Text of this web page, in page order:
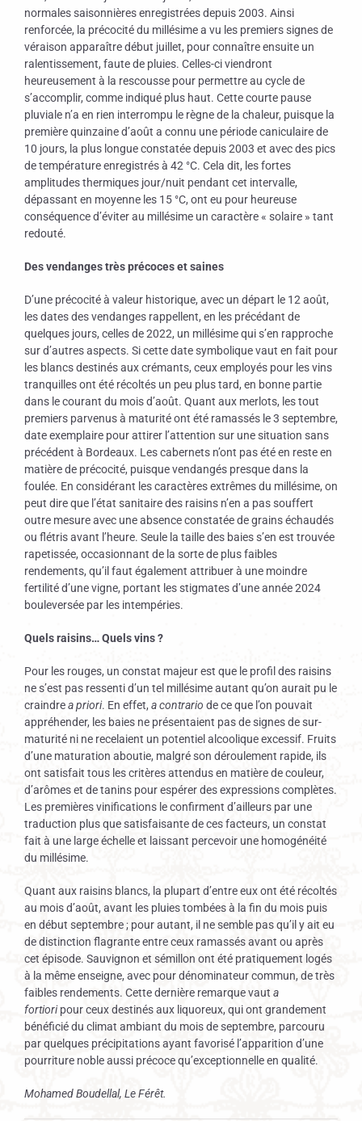
normales saisonnières enregistrées depuis 2003. Ainsi
renforcée, la précocité du millésime a vu les premiers signes de
véraison apparaître début juillet, pour connaître ensuite un
ralentissement, faute de pluies. Celles-ci viendront
heureusement à la rescousse pour permettre au cycle de
s’accomplir, comme indiqué plus haut. Cette courte pause
pluviale n’a en rien interrompu le règne de la chaleur, puisque la
première quinzaine d’août a connu une période caniculaire de
10 jours, la plus longue constatée depuis 2003 et avec des pics
de température enregistrés à 42 °C. Cela dit, les fortes
amplitudes thermiques jour/nuit pendant cet intervalle,
dépassant en moyenne les 15 °C, ont eu pour heureuse
conséquence d’éviter au millésime un caractère « solaire » tant
redouté.
Des vendanges très précoces et saines
D’une précocité à valeur historique, avec un départ le 12 août,
les dates des vendanges rappellent, en les précédant de
quelques jours, celles de 2022, un millésime qui s’en rapproche
sur d’autres aspects. Si cette date symbolique vaut en fait pour
les blancs destinés aux crémants, ceux employés pour les vins
tranquilles ont été récoltés un peu plus tard, en bonne partie
dans le courant du mois d’août. Quant aux merlots, les tout
premiers parvenus à maturité ont été ramassés le 3 septembre,
date exemplaire pour attirer l’attention sur une situation sans
précédent à Bordeaux. Les cabernets n’ont pas été en reste en
matière de précocité, puisque vendangés presque dans la
foulée. En considérant les caractères extrêmes du millésime, on
peut dire que l’état sanitaire des raisins n’en a pas souffert
outre mesure avec une absence constatée de grains échaudés
ou flétris avant l’heure. Seule la taille des baies s’en est trouvée
rapetissée, occasionnant de la sorte de plus faibles
rendements, qu’il faut également attribuer à une moindre
fertilité d’une vigne, portant les stigmates d’une année 2024
bouleversée par les intempéries.
Quels raisins… Quels vins ?
Pour les rouges, un constat majeur est que le profil des raisins
ne s’est pas ressenti d’un tel millésime autant qu’on aurait pu le
craindrea priori. En effet, a contrario de ce que l’on pouvait
appréhender, les baies ne présentaient pas de signes de sur-
maturité ni ne recelaient un potentiel alcoolique excessif. Fruits
d’une maturation aboutie, malgré son déroulement rapide, ils
ont satisfait tous les critères attendus en matière de couleur,
d’arômes et de tanins pour espérer des expressions complètes.
Les premières vinifications le confirment d’ailleurs par une
traduction plus que satisfaisante de ces facteurs, un constat
fait à une large échelle et laissant percevoir une homogénéité
du millésime.
Quant aux raisins blancs, la plupart d’entre eux ont été récoltés
au mois d’août, avant les pluies tombées à la fin du mois puis
en début septembre ; pour autant, il ne semble pas qu’il y ait eu
de distinction flagrante entre ceux ramassés avant ou après
cet épisode. Sauvignon et sémillon ont été pratiquement logés
à la même enseigne, avec pour dénominateur commun, de très
faibles rendements. Cette dernière remarque vaut a
fortioripour ceux destinés aux liquoreux, qui ont grandement
bénéficié du climat ambiant du mois de septembre, parcouru
par quelques précipitations ayant favorisé l’apparition d’une
pourriture noble aussi précoce qu’exceptionnelle en qualité.
Mohamed Boudellal, Le Férêt.